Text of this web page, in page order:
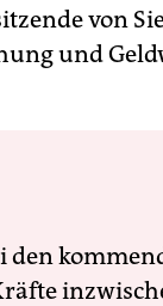
von
und
den